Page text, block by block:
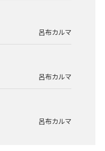
呂布カルマ
呂布カルマ
呂布カルマ